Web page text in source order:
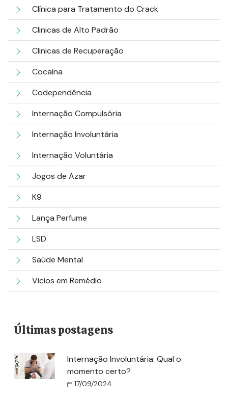
Clínica para Tratamento do Crack
Clinicas de Alto Padrão
Clinicas de Recuperação
Cocaína
Codependência
Internação Compulsória
Internação Involuntária
Internação Voluntária
Jogos de Azar
K9
Lança Perfume
LSD
Saúde Mental
Vicios em Remédio
Últimas postagens
Internação Involuntária: Qual o
momento certo?
17/09/2024